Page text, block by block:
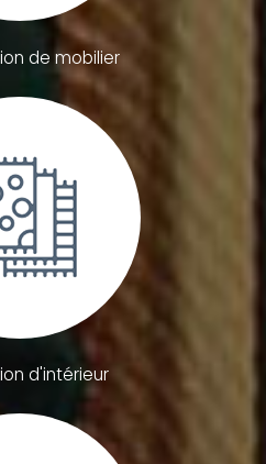
de mobilier
d'intérieur